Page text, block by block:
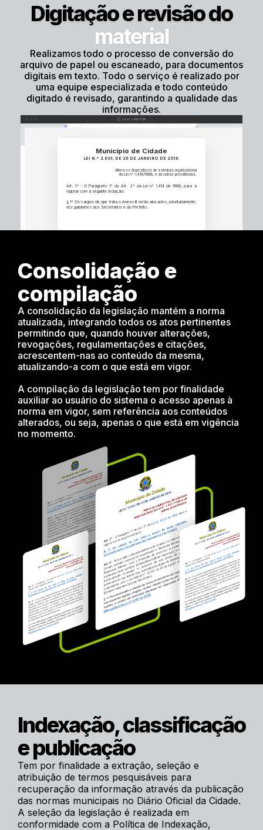
Digitação e revisão do
material
Realizamos todo o processo de conversão do
arquivo de papel ou escaneado, para documentos
digitais em texto. Todo o serviço é realizado por
uma equipe especializada e todo conteúdo
digitado é revisado, garantindo a qualidade das
informações.
Município de Cidade
LEI N.º 2.601, DE 26 DE JANEIRO DE 2016.
Altera os dispositivos de estrutura organizacional
da Lei nº 1.414/1988, e dá outras providências.
Art. 1º - O Parágrafo 1º do Art. 2º da Lei nº 1.414 de 1988, para a
vigorar com a seguinte redação:
§ 1º Os cargos de que trata o Anexo III serão alocados, prioritariamente,
nos gabinetes dos Secretários e do Prefeito.
Consolidação e
compilação
A consolidação da legislação mantém a norma
atualizada, integrando todos os atos pertinentes
permitindo que, quando houver alterações,
revogações, regulamentações e citações,
acrescentem-nas ao conteúdo da mesma,
atualizando-a com o que está em vigor.
A compilação da legislação tem por finalidade
auxiliar ao usuário do sistema o acesso apenas à
norma em vigor, sem referência aos conteúdos
alterados, ou seja, apenas o que está em vigência
no momento.
Indexação, classificação
e publicação
Tem por finalidade a extração, seleção e
atribuição de termos pesquisáveis para
recuperação da informação através da publicação
das normas municipais no Diário Oficial da Cidade.
A seleção da legislação é realizada em
conformidade com a Política de Indexação,